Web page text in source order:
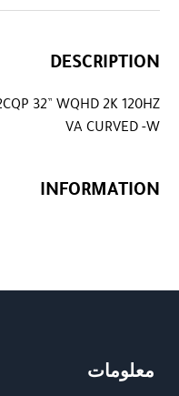
DESCRIPTION
32” WQHD 2K 120HZ
VA CURVED -W
INFORMATION
معلومات